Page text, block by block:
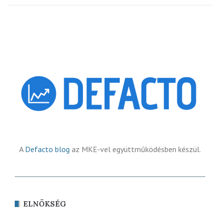
A Defacto blog az MKE-vel együttműködésben készül.
ELNÖKSÉG